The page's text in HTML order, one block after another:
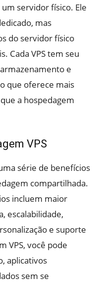
servidor físico. Ele
mas
do servidor físico
Cada VPS tem seu
e
que oferece mais
a hospedagem
VPS
série de benefícios
compartilhada.
incluem maior
escalabilidade,
e suporte
VPS, você pode
aplicativos
sem se